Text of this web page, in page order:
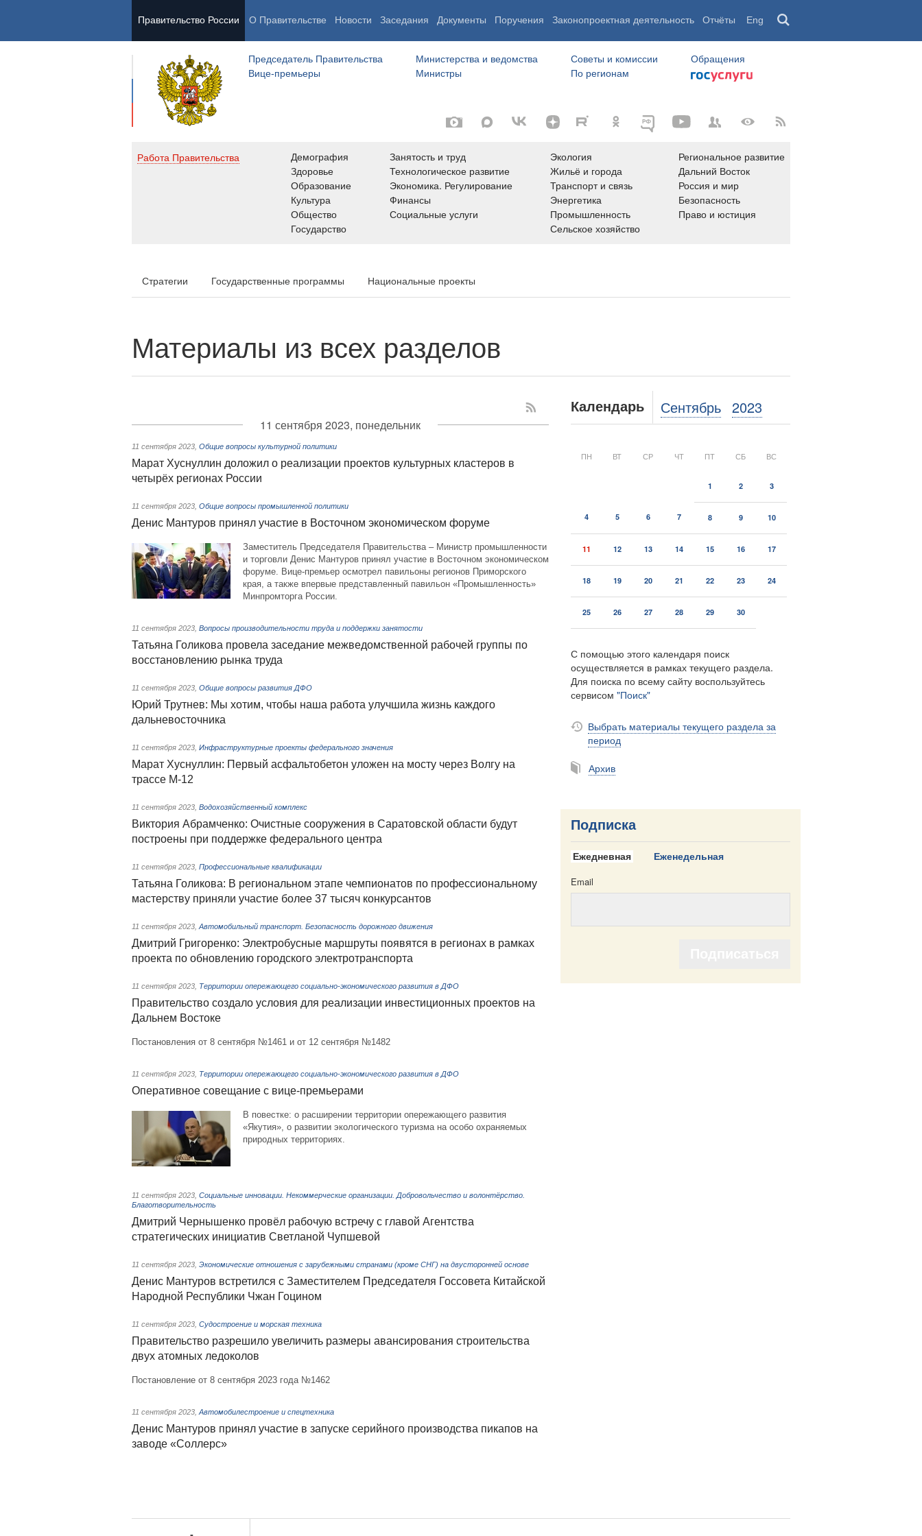
Правительство России О Правительстве Новости Заседания Документы Поручения Законопроектная деятельность Отчёты Eng
Председатель Правительства
Вице-премьеры
Министерства и ведомства
Министры
Советы и комиссии
По регионам
Обращения
Работа Правительства
Демография
Здоровье
Образование
Культура
Общество
Государство
Занятость и труд
Технологическое развитие
Экономика. Регулирование
Финансы
Социальные услуги
Экология
Жильё и города
Транспорт и связь
Энергетика
Промышленность
Сельское хозяйство
Региональное развитие
Дальний Восток
Россия и мир
Безопасность
Право и юстиция
Стратегии Государственные программы Национальные проекты
Материалы из всех разделов
11 сентября 2023, понедельник
11 сентября 2023 Общие вопросы культурной политики
Марат Хуснуллин доложил о реализации проектов культурных кластеров в
четырёх регионах России
11 сентября 2023 Общие вопросы промышленной политики
Денис Мантуров принял участие в Восточном экономическом форуме
Заместитель Председателя Правительства – Министр промышленности
и торговли Денис Мантуров принял участие в Восточном экономическом
форуме. Вице-премьер осмотрел павильоны регионов Приморского
края, а также впервые представленный павильон «Промышленность»
Минпромторга России.
11 сентября 2023 Вопросы производительности труда и поддержки занятости
Татьяна Голикова провела заседание межведомственной рабочей группы по
восстановлению рынка труда
11 сентября 2023 Общие вопросы развития ДФО
Юрий Трутнев: Мы хотим, чтобы наша работа улучшила жизнь каждого
дальневосточника
11 сентября 2023 Инфраструктурные проекты федерального значения
Марат Хуснуллин: Первый асфальтобетон уложен на мосту через Волгу на
трассе М-12
11 сентября 2023 Водохозяйственный комплекс
Виктория Абрамченко: Очистные сооружения в Саратовской области будут
построены при поддержке федерального центра
11 сентября 2023 Профессиональные квалификации
Татьяна Голикова: В региональном этапе чемпионатов по профессиональному
мастерству приняли участие более 37 тысяч конкурсантов
11 сентября 2023 Автомобильный транспорт. Безопасность дорожного движения
Дмитрий Григоренко: Электробусные маршруты появятся в регионах в рамках
проекта по обновлению городского электротранспорта
11 сентября 2023 Территории опережающего социально-экономического развития в ДФО
Правительство создало условия для реализации инвестиционных проектов на
Дальнем Востоке
Постановления от 8 сентября №1461 и от 12 сентября №1482
11 сентября 2023 Территории опережающего социально-экономического развития в ДФО
Оперативное совещание с вице-премьерами
В повестке: о расширении территории опережающего развития
«Якутия», о развитии экологического туризма на особо охраняемых
природных территориях.
11 сентября 2023 Социальные инновации. Некоммерческие организации. Добровольчество и волонтёрство.
Благотворительность
Дмитрий Чернышенко провёл рабочую встречу с главой Агентства
стратегических инициатив Светланой Чупшевой
11 сентября 2023 Экономические отношения с зарубежными странами (кроме СНГ) на двусторонней основе
Денис Мантуров встретился с Заместителем Председателя Госсовета Китайской
Народной Республики Чжан Гоцином
11 сентября 2023 Судостроение и морская техника
Правительство разрешило увеличить размеры авансирования строительства
двух атомных ледоколов
Постановление от 8 сентября 2023 года №1462
11 сентября 2023 Автомобилестроение и спецтехника
Денис Мантуров принял участие в запуске серийного производства пикапов на
заводе «Соллерс»
Календарь Сентябрь 2023
ПН ВТ СР ЧТ ПТ СБ ВС
1 2 3
4 5 6 7 8 9 10
11 12 13 14 15 16 17
18 19 20 21 22 23 24
25 26 27 28 29 30
С помощью этого календаря поиск
осуществляется в рамках текущего раздела.
Для поиска по всему сайту воспользуйтесь
сервисом "Поиск"
Выбрать материалы текущего раздела за
период
Архив
Подписка
Ежедневная Еженедельная
Email